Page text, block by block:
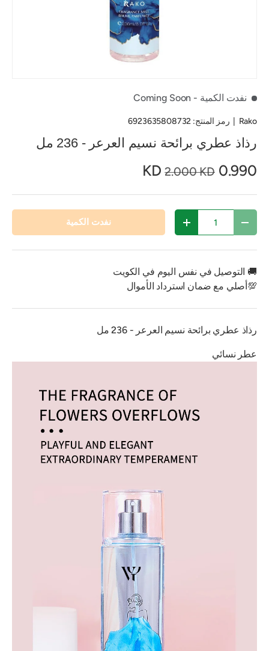
نفدت الكمية - Coming Soon
Rako رمز المنتج: 6923635808732
رذاذ عطري برائحة نسيم العرعر - 236 مل
0.990 KD
2.000 KD
تقليل الكمية زيادة الكمية نفدت الكمية
🚚 التوصيل في نفس اليوم في الكويت
💯أصلي مع ضمان استرداد الأموال
رذاذ عطري برائحة نسيم العرعر - 236 مل
عطر نسائي